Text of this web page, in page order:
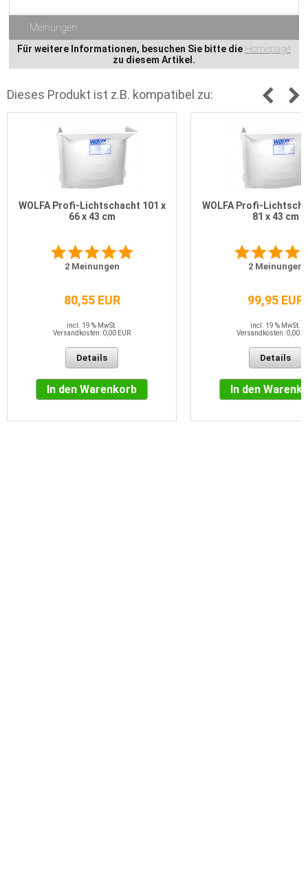
Meinungen
Für weitere Informationen, besuchen Sie bitte die Homepage
zu diesem Artikel.
Dieses Produkt ist z.B. kompatibel zu:
WOLFA Profi-Lichtschacht 101 x
66 x 43 cm
2Meinungen
80,55 EUR
incl. 19 % MwSt.
Versandkosten: 0,00 EUR
Details
In den Warenkorb
WOLFA Profi-
81 x 43 cm
2Meinungen
99,95 EUR
incl. 19 % MwSt.
Versandkosten: 0,00
Details
In den